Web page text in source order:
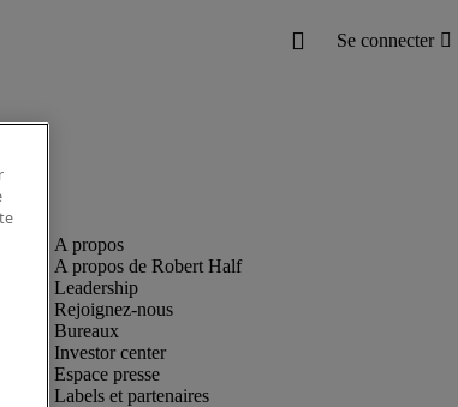
A propos de Robert Half
Leadership
Rejoignez-nous
Bureaux
Investor center
Espace presse
Labels et partenaires